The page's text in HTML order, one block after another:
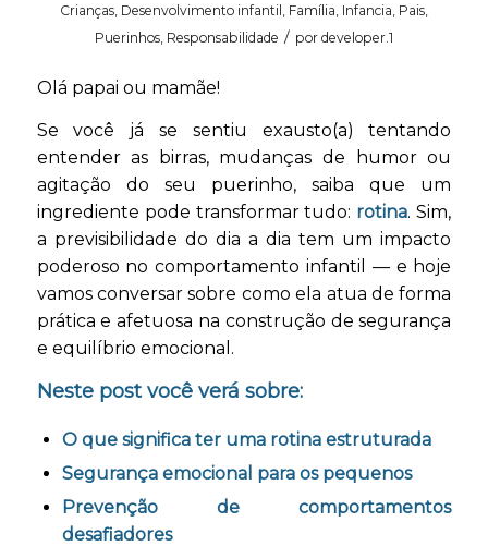
Crianças, Desenvolvimento infantil Família Infancia Pais,
Puerinhos, Responsabilidade / por developer.1
Olá papai ou mamãe!
Se você já se sentiu exausto(a) tentando
entender as birras, mudanças de humor ou
agitação do seu puerinho, saiba que um
ingrediente pode transformar tudo: rotina. Sim,
a previsibilidade do dia a dia tem um impacto
poderoso no comportamento infantil — e hoje
vamos conversar sobre como ela atua de forma
prática e afetuosa na construção de segurança
e equilíbrio emocional.
Neste post você verá sobre:
O que significa ter uma rotina estruturada
Segurança emocional para os pequenos
Prevenção de comportamentos
desafiadores